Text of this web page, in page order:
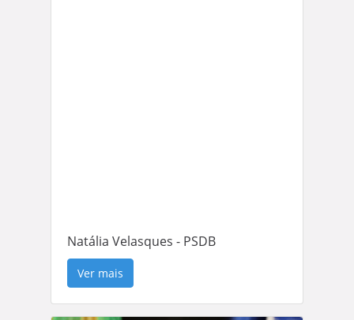
Natália Velasques - PSDB
Ver mais